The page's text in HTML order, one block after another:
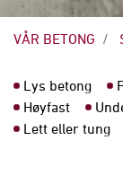
VÅR BETONG
Lys betong
Høyfast
Lett eller tung